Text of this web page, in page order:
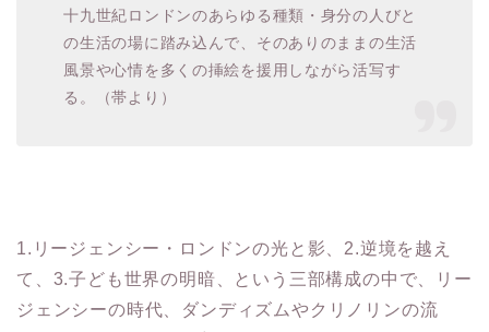
十九世紀ロンドンのあらゆる種類・身分の人びと
の生活の場に踏み込んで、そのありのままの生活
風景や心情を多くの挿絵を援用しながら活写す
る。（帯より）
1.リージェンシー・ロンドンの光と影、2.逆境を越え
て、3.子ども世界の明暗、という三部構成の中で、リー
ジェンシーの時代、ダンディズムやクリノリンの流